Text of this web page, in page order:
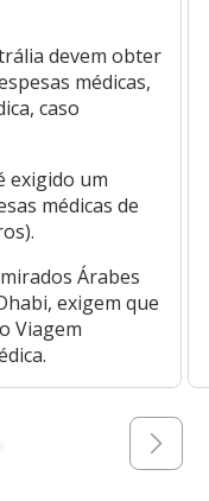
devem obter
médicas,
caso
exigido um
médicas de
Árabes
exigem que
Viagem